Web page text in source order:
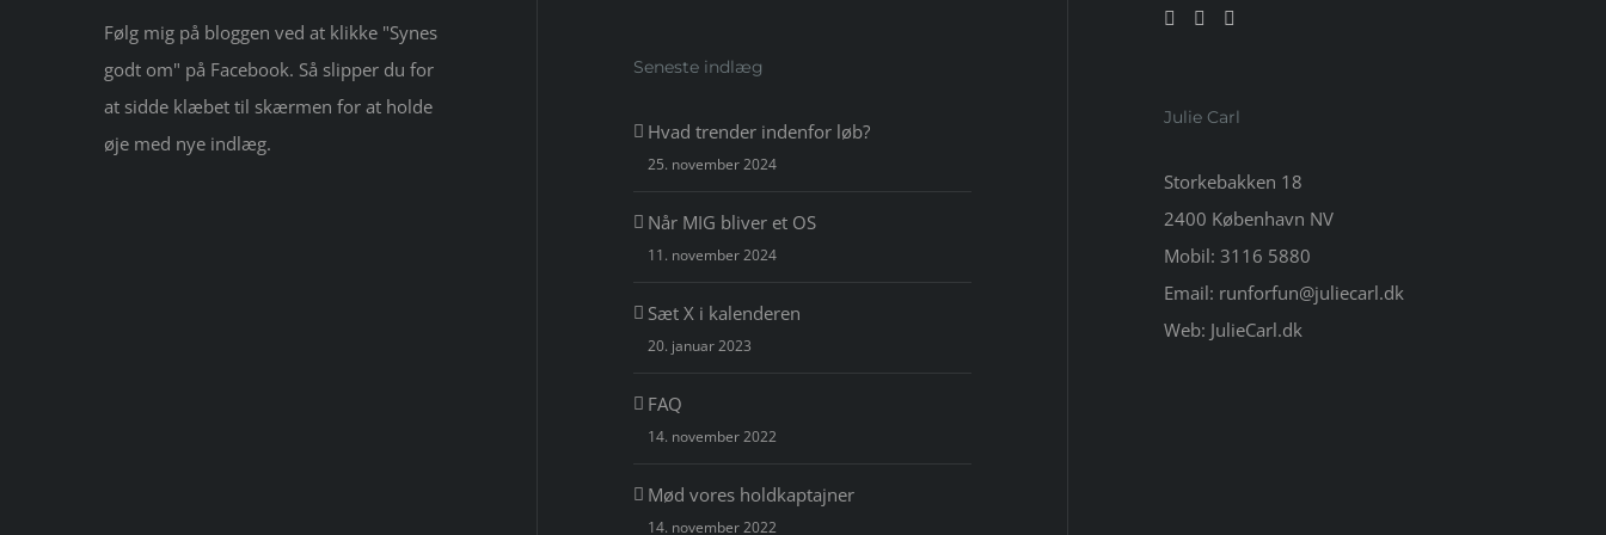
Følg mig på bloggen ved at klikke "Synes
godt om" på Facebook. Så slipper du for
at sidde klæbet til skærmen for at holde
øje med nye indlæg.
Seneste indlæg
Hvad trender indenfor løb?
25. november 2024
Når MIG bliver et OS
11. november 2024
Sæt X i kalenderen
20. januar 2023
FAQ
14. november 2022
Mød vores holdkaptajner
14. november 2022
Julie Carl
Storkebakken 18
2400 København NV
Mobil: 3116 5880
Email: runforfun@juliecarl.dk
Web: JulieCarl.dk